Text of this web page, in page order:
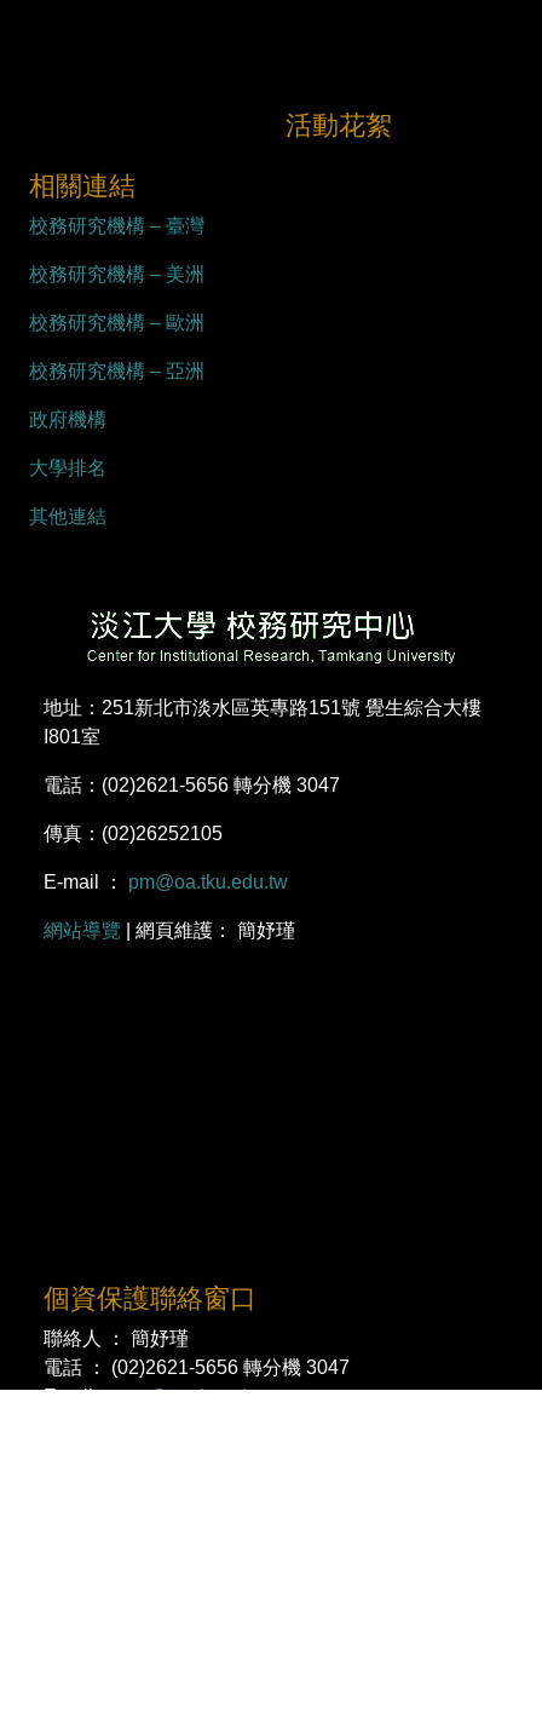
活動花絮
相關連結
校務研究機構 – 臺灣
校務研究機構 – 美洲
校務研究機構 – 歐洲
校務研究機構 – 亞洲
政府機構
大學排名
其他連結
地址：251新北市淡水區英專路151號 覺生綜合大樓
I801室
電話：(02)2621-5656 轉分機 3047
傳真：(02)26252105
E-mail ： pm@oa.tku.edu.tw
網站導覽 | 網頁維護： 簡妤瑾
個資保護聯絡窗口
聯絡人 ： 簡妤瑾
電話 ： (02)2621-5656 轉分機 3047
Email ：pm@oa.tku.edu.tw